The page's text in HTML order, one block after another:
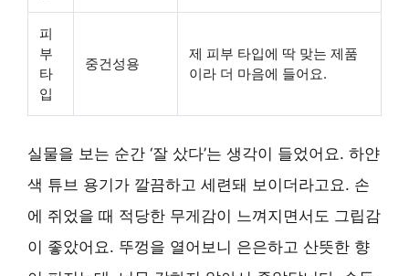
피
부
타
입
중건성용
제 피부 타입에 딱 맞는 제품
이라 더 마음에 들어요.
실물을 보는 순간 ‘잘 샀다’는 생각이 들었어요. 하얀
색 튜브 용기가 깔끔하고 세련돼 보이더라고요. 손
에 쥐었을 때 적당한 무게감이 느껴지면서도 그립감
이 좋았어요. 뚜껑을 열어보니 은은하고 산뜻한 향